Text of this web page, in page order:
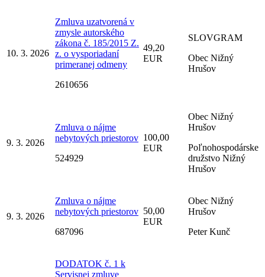
10. 3. 2026
Zmluva uzatvorená v
zmysle autorského
zákona č. 185/2015 Z.
z. o vysporiadaní
primeranej odmeny
2610656
49,20
EUR
SLOVGRAM
Obec Nižný
Hrušov
9. 3. 2026
Zmluva o nájme
nebytových priestorov
524929
100,00
EUR
Obec Nižný
Hrušov
Poľnohospodárske
družstvo Nižný
Hrušov
9. 3. 2026
Zmluva o nájme
nebytových priestorov
687096
50,00
EUR
Obec Nižný
Hrušov
Peter Kunč
DODATOK č. 1 k
Servisnej zmluve